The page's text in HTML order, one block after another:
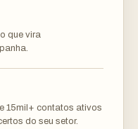
que vira
15mil+ contatos ativos
do seu setor.